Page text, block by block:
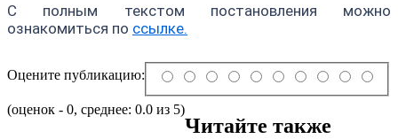
С полным текстом постановления можно
ознакомиться по ссылке.
Оцените публикацию:
(оценок - 0, среднее: 0.0 из 5)
Читайте также